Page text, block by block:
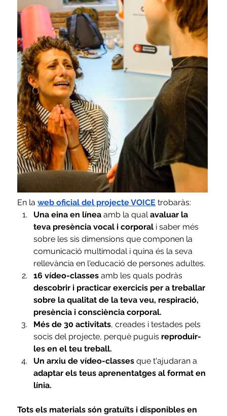
En la web oficial del projecte VOICE trobaràs:
Una eina en línea amb la qual avaluar la
teva presència vocal i corporal i saber més
sobre les sis dimensions que componen la
comunicació multimodal i quina és la seva
rellevància en l'educació de persones adultes.
16 vídeo-classes amb les quals podràs
descobrir i practicar exercicis per a treballar
sobre la qualitat de la teva veu, respiració,
presència i consciència corporal.
Més de 30 activitats, creades i testades pels
socis del projecte, perquè puguis reproduir-
les en el teu treball.
Un arxiu de vídeo-classes que t'ajudaran a
adaptar els teus aprenentatges al format en
línia.
Tots els materials són gratuïts i disponibles en